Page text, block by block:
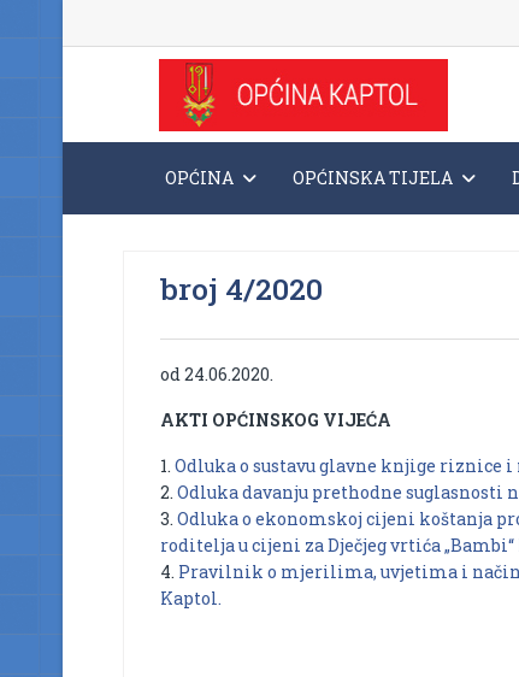
OPĆINA OPĆINSKA TIJELA
broj 4/2020
od 24.06.2020.
AKTI OPĆINSKOG VIJEĆA
1. Odluka o sustavu glavne knjige riznice
2. Odluka davanju prethodne suglasnosti
3. Odluka o ekonomskoj cijeni koštanja
roditelja u cijeni za Dječjeg vrtića
4. Pravilnik o mjerilima, uvjetima i
Kaptol.